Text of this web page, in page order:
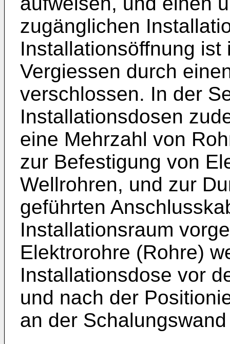
zugänglichen
Installationsöffnung
Vergiessen durch
verschlossen. In der
Installationsdosen
eine Mehrzahl von
zur Befestigung von
Wellrohren, und zur
geführten
Installationsraum
Elektrorohre (Rohre)
Installationsdose vor
und nach der
an der